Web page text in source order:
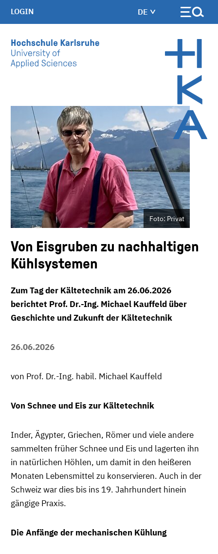
DE
LOGIN
Foto: Privat
Von Eisgruben zu nachhaltigen
Kühlsystemen
Zum Tag der Kältetechnik am 26.06.2026
berichtet Prof. Dr.-Ing. Michael Kauffeld über
Geschichte und Zukunft der Kältetechnik
26.06.2026
von Prof. Dr.-Ing. habil. Michael Kauffeld
Von Schnee und Eis zur Kältetechnik
Inder, Ägypter, Griechen, Römer und viele andere
sammelten früher Schnee und Eis und lagerten ihn
in natürlichen Höhlen, um damit in den heißeren
Monaten Lebensmittel zu konservieren. Auch in der
Schweiz war dies bis ins 19. Jahrhundert hinein
gängige Praxis.
Die Anfänge der mechanischen Kühlung